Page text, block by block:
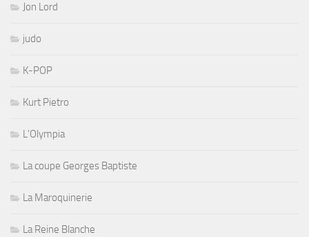
Jon Lord
judo
K-POP
Kurt Pietro
L'Olympia
La coupe Georges Baptiste
La Maroquinerie
La Reine Blanche